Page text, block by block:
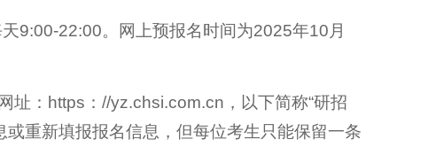
9:00-22:00。网上预报名时间为2025年10月
址：https：//yz.chsi.com.cn，以下简称“研招
重新填报报名信息，但每位考生只能保留一条